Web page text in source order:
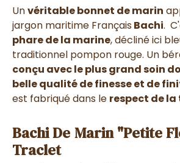
Unvéritable bonnet de marin
jargon maritime FrançaisBachi.
phare de la marine, décliné ici
traditionnel pompon rouge. Un
conçu avec le plus grand soin
belle qualité de finesse et de
est fabriqué dans le respect de
Bachi De Marin "Petite
Traclet